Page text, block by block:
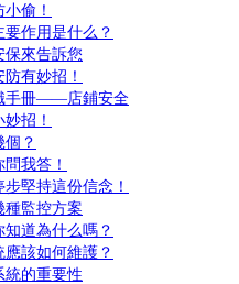
偷！
作用是什么？
保來告訴您
有妙招！
手冊——店鋪安全
招！
？
我答！
堅持這份信念！
種監控方案
道為什么嗎？
該如何維護？
統的重要性